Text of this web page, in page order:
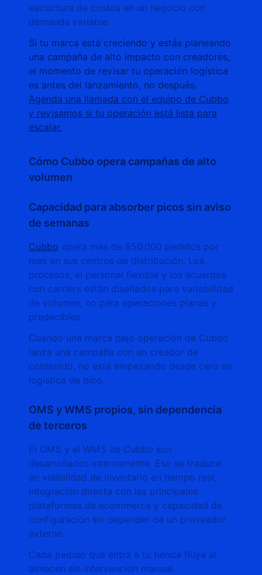
estructura de costos en un negocio con
demanda variable.
Si tu marca está creciendo y estás planeando
una campaña de alto impacto con creadores,
el momento de revisar tu operación logística
es antes del lanzamiento, no después.
Agenda una llamada con el equipo de Cubbo
y revisamos si tu operación está lista para
escalar.
Cómo Cubbo opera campañas de alto
volumen
Capacidad para absorber picos sin aviso
de semanas
Cubbo opera más de 850,000 pedidos por
mes en sus centros de distribución. Los
procesos, el personal flexible y los acuerdos
con carriers están diseñados para variabilidad
de volumen, no para operaciones planas y
predecibles.
Cuando una marca bajo operación de Cubbo
lanza una campaña con un creador de
contenido, no está empezando desde cero en
logística de pico.
OMS y WMS propios, sin dependencia
de terceros
El OMS y el WMS de Cubbo son
desarrollados internamente. Eso se traduce
en visibilidad de inventario en tiempo real,
integración directa con las principales
plataformas de ecommerce y capacidad de
configuración sin depender de un proveedor
externo.
Cada pedido que entra a tu tienda fluye al
almacén sin intervención manual.